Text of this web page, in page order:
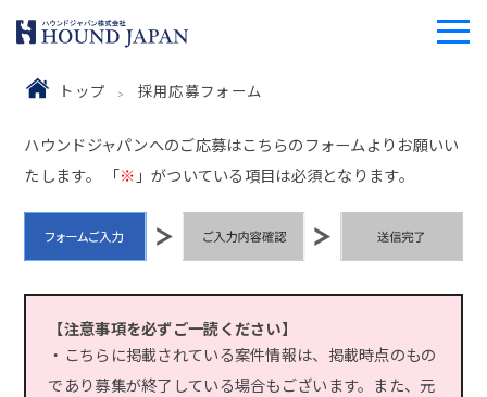
トップ 採用応募フォーム
ハウンドジャパンへのご応募はこちらのフォームよりお願いい
たします。 「※ 」がついている項目は必須となります。
【注意事項を必ずご一読ください】
・こちらに掲載されている案件情報は、掲載時点のもの
であり募集が終了している場合もございます。また、元